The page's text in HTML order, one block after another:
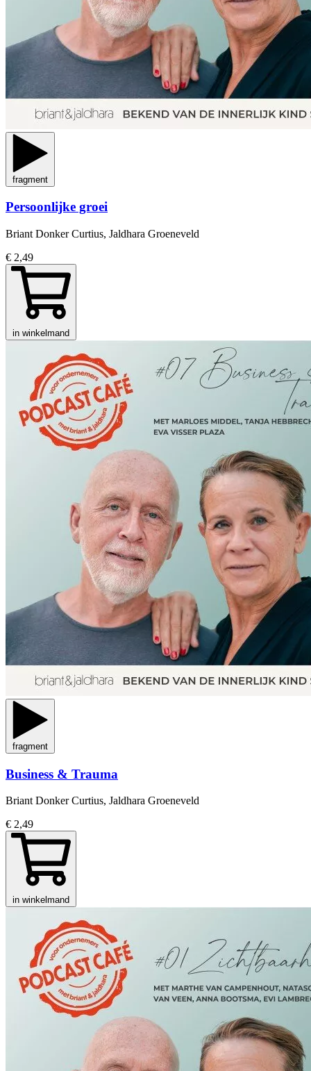
fragment
Persoonlijke groei
Briant Donker Curtius, Jaldhara Groeneveld
€ 2,49
in winkelmand
fragment
Business & Trauma
Briant Donker Curtius, Jaldhara Groeneveld
€ 2,49
in winkelmand